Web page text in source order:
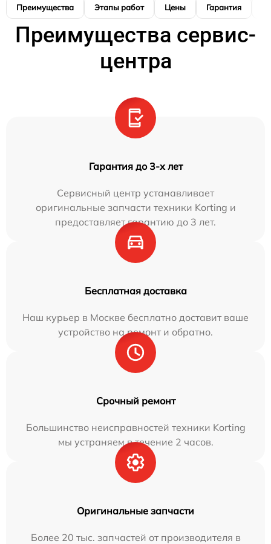
Преимущества Этапы работ Цены Гарантия
Преимущества сервис-
центра
Гарантия до 3-х лет
Сервисный центр устанавливает
оригинальные запчасти техники Korting и
предоставляет гарантию до 3 лет.
Бесплатная доставка
Наш курьер в Москве бесплатно доставит ваше
устройство на ремонт и обратно.
Срочный ремонт
Большинство неисправностей техники Korting
мы устраняем в течение 2 часов.
Оригинальные запчасти
Более 20 тыс. запчастей от производителя в